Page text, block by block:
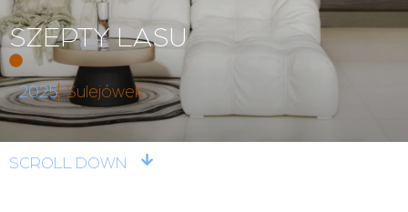
SZEPTY LASU
2025 Sulejówek
SCROLL DOWN